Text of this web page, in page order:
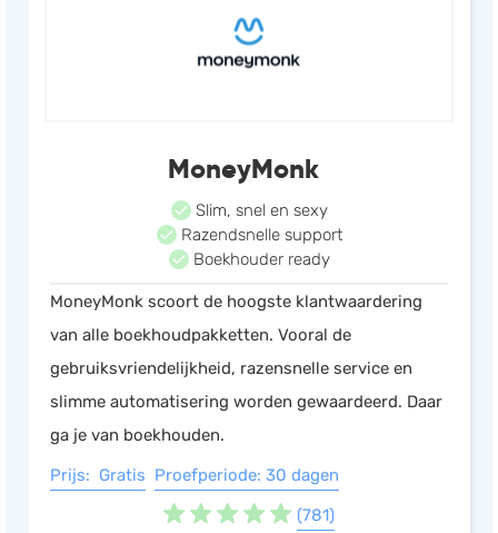
MoneyMonk
Slim, snel en sexy
Razendsnelle support
Boekhouder ready
MoneyMonk scoort de hoogste klantwaardering
van alle boekhoudpakketten. Vooral de
gebruiksvriendelijkheid, razensnelle service en
slimme automatisering worden gewaardeerd. Daar
ga je van boekhouden.
Prijs: Gratis Proefperiode: 30 dagen
(781)